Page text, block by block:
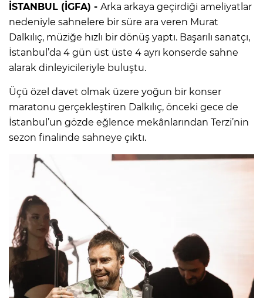
İSTANBUL (İGFA) - Arka arkaya geçirdiği ameliyatlar
nedeniyle sahnelere bir süre ara veren Murat
Dalkılıç, müziğe hızlı bir dönüş yaptı. Başarılı sanatçı,
İstanbul’da 4 gün üst üste 4 ayrı konserde sahne
alarak dinleyicileriyle buluştu.
Üçü özel davet olmak üzere yoğun bir konser
maratonu gerçekleştiren Dalkılıç, önceki gece de
İstanbul’un gözde eğlence mekânlarından Terzi’nin
sezon finalinde sahneye çıktı.